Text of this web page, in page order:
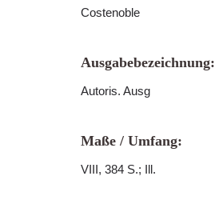
Costenoble
Ausgabebezeichnung:
Autoris. Ausg
Maße / Umfang:
VIII, 384 S.; Ill.